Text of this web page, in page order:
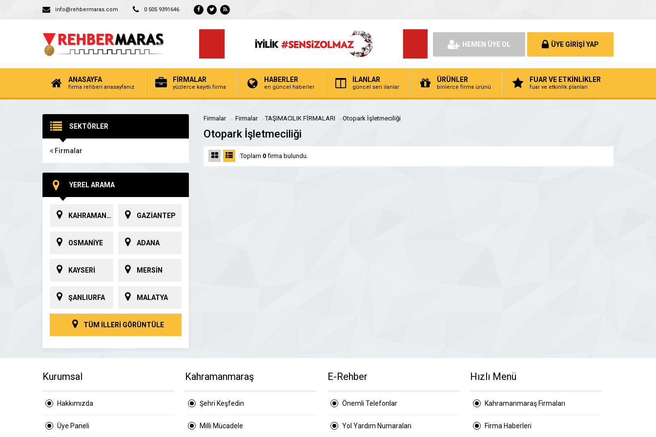
info@rehbermaras.com 0 505 9391646
HEMEN ÜYE OL ÜYE GİRİŞİ YAP
ANASAYFA
firma rehberi anasayfanız
FİRMALAR
yüzlerce kayıtlı firma
HABERLER
en güncel haberler
İLANLAR
güncel seri ilanlar
ÜRÜNLER
binlerce firma ürünü
FUAR VE ETKİNLİKLER
fuar ve etkinlik planları
SEKTÖRLER
Firmalar
YEREL ARAMA
KAHRAMANMARAŞ GAZİANTEP
OSMANİYE ADANA
KAYSERİ MERSİN
ŞANLIURFA MALATYA
TÜM İLLERİ GÖRÜNTÜLE
Firmalar Firmalar TAŞIMACILIK FİRMALARI Otopark İşletmeciliği
Otopark İşletmeciliği
Toplam 0 firma bulundu.
Kurumsal
Hakkımızda
Üye Paneli
Kahramanmaraş
Şehri Keşfedin
Milli Mücadele
E-Rehber
Önemli Telefonlar
Yol Yardım Numaraları
Hızlı Menü
Kahramanmaraş Firmaları
Firma Haberleri